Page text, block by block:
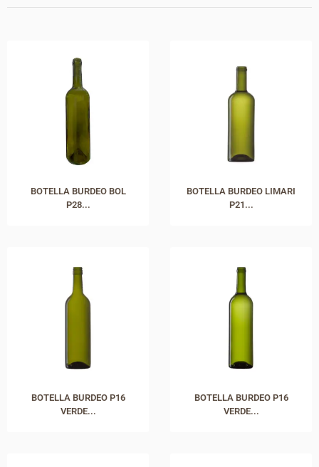
BOTELLA BURDEO BOL
P28...
BOTELLA BURDEO LIMARI
P21...
BOTELLA BURDEO P16
VERDE...
BOTELLA BURDEO P16
VERDE...